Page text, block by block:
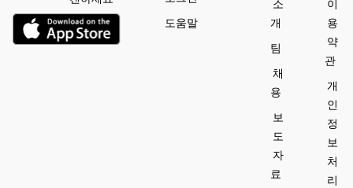
도움말
소
개
팀
채
용
보
도
자
료
이
용
약
관
개
인
정
보
처
리